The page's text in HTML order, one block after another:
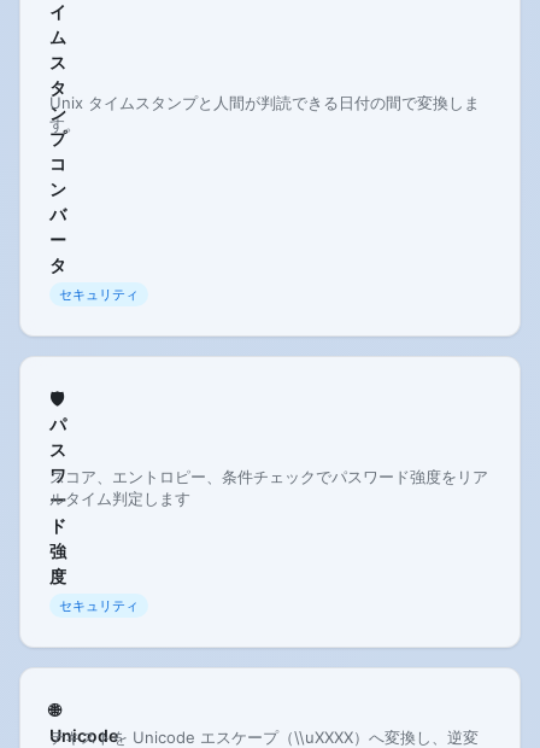
イ
ム
ス
タ
ン
プ
コ
ン
バ
ー
タ
Unix タイムスタンプと人間が判読できる日付の間で変換しま
す。
セキュリティ
🛡️
パ
ス
ワ
ー
ド
強
度
スコア、エントロピー、条件チェックでパスワード強度をリア
ルタイム判定します
セキュリティ
🌐
Unicode
テキストを Unicode エスケープ（\\uXXXX）へ変換し、逆変